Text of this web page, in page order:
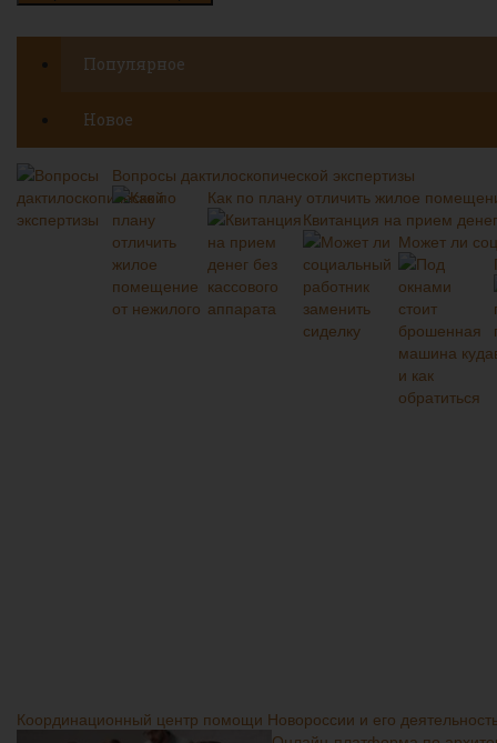
Популярное
Новое
Вопросы дактилоскопической экспертизы
Как по плану отличить жилое
Квитанция на прием
Может ли
Координационный центр помощи Новороссии и его